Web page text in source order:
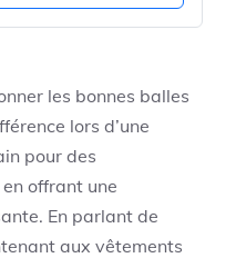
les bonnes balles
lors d’une
pour des
offrant une
En parlant de
aux vêtements